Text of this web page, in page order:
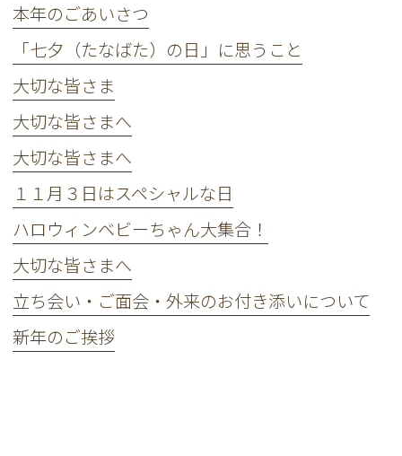
本年のごあいさつ
「七夕（たなばた）の日」に思うこと
大切な皆さま
大切な皆さまへ
大切な皆さまへ
１１月３日はスペシャルな日
ハロウィンベビーちゃん大集合！
大切な皆さまへ
立ち会い・ご面会・外来のお付き添いについて
新年のご挨拶